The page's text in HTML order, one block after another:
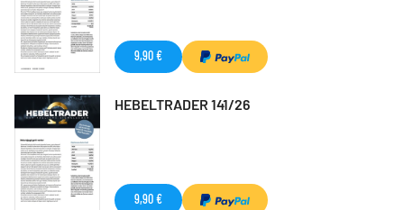
9,90 €
HEBELTRADER 141/26
9,90 €